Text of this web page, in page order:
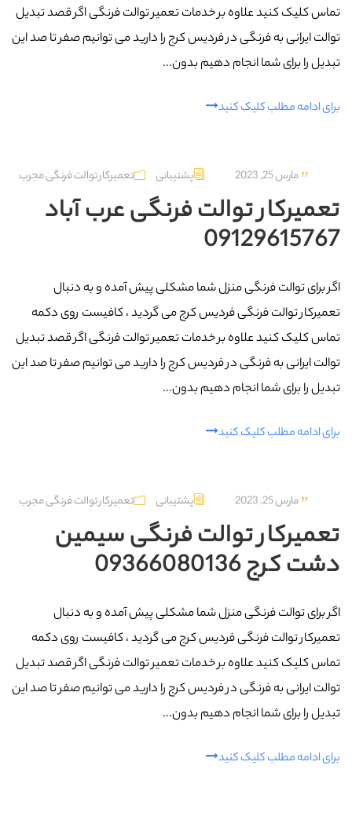
تماس کلیک کنید علاوه بر خدمات تعمیر توالت فرنگی اگر قصد تبدیل
توالت ایرانی به فرنگی در فردیس کرج را دارید می توانیم صفر تا صد این
تبدیل را برای شما انجام دهیم بدون...
برای ادامه مطلب کلیک کنید
مارس 25, 2023 پشتیبانی تعمیرکار توالت فرنگی مجرب
تعمیرکار توالت فرنگی عرب‌ آباد
09129615767
اگر برای توالت فرنگی منزل شما مشکلی پیش آمده و به دنبال
تعمیرکار توالت فرنگی فردیس کرج می گردید ، کافیست روی دکمه
تماس کلیک کنید علاوه بر خدمات تعمیر توالت فرنگی اگر قصد تبدیل
توالت ایرانی به فرنگی در فردیس کرج را دارید می توانیم صفر تا صد این
تبدیل را برای شما انجام دهیم بدون...
برای ادامه مطلب کلیک کنید
مارس 25, 2023 پشتیبانی تعمیرکار توالت فرنگی مجرب
تعمیرکار توالت فرنگی سیمین
دشت کرج 09366080136
اگر برای توالت فرنگی منزل شما مشکلی پیش آمده و به دنبال
تعمیرکار توالت فرنگی فردیس کرج می گردید ، کافیست روی دکمه
تماس کلیک کنید علاوه بر خدمات تعمیر توالت فرنگی اگر قصد تبدیل
توالت ایرانی به فرنگی در فردیس کرج را دارید می توانیم صفر تا صد این
تبدیل را برای شما انجام دهیم بدون...
برای ادامه مطلب کلیک کنید